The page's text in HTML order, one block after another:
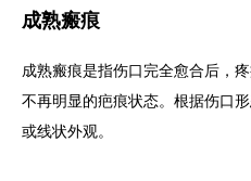
成熟瘢痕
成熟瘢痕是指伤口完全愈合后，
不再明显的疤痕状态。根据伤口
或线状外观。